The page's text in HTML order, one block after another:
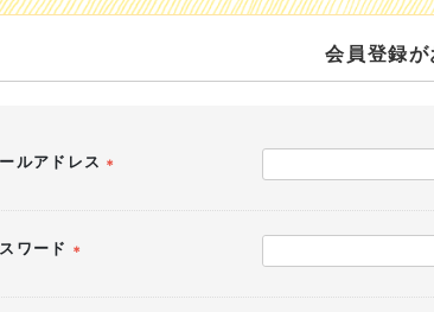
会員登録
ルアドレス
ワード